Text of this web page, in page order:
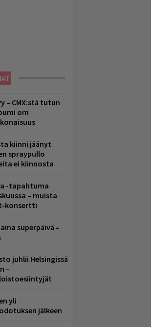
– CMX:stä tutun
om
kiinni jäänyt
spraypullo
ei kiinnosta
-tapahtuma
– muista
konsertti
superpäivä –
juhlii Helsingissä
–
yli
jälkeen